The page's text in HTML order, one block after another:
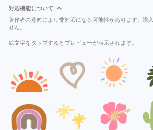
対応機能について
著作者の意向により非対応になる可能性があります。購
せん。
絵文字をタップするとプレビューが表示されます。